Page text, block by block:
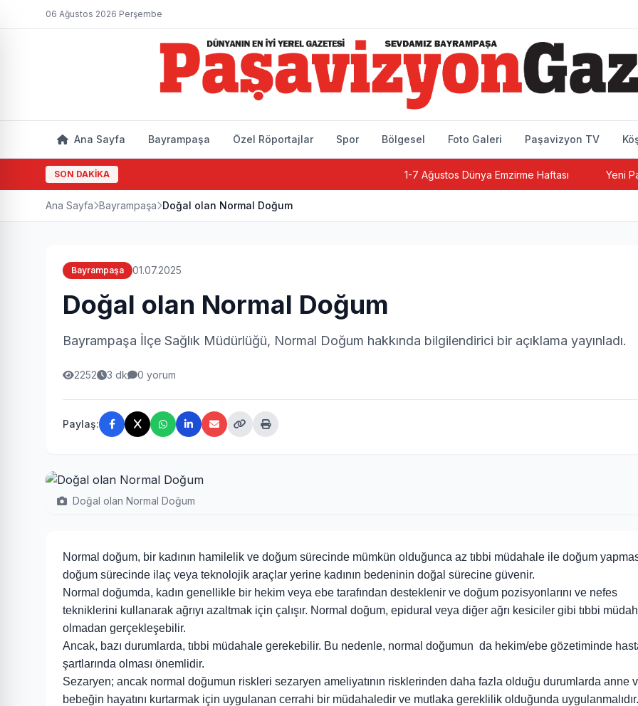
06 Ağustos 2026 Perşembe
Ana Sayfa Bayrampaşa Özel Röportajlar Spor Bölgesel Foto Galeri Paşavizyon TV
SON DAKİKA 1-7 Ağustos Dünya Emzirme Haftası Yeni Parti
Ana Sayfa Bayrampaşa Doğal olan Normal Doğum
Bayrampaşa 01.07.2025
Doğal olan Normal Doğum
Bayrampaşa İlçe Sağlık Müdürlüğü, Normal Doğum hakkında bilgilendirici bir açıklama yayınladı.
2252 3 dk 0 yorum
Paylaş:
Doğal olan Normal Doğum
Normal doğum, bir kadının hamilelik ve doğum sürecinde mümkün olduğunca az tıbbi müdahale ile doğum
doğum sürecinde ilaç veya teknolojik araçlar yerine kadının bedeninin doğal sürecine güvenir.
Normal doğumda, kadın genellikle bir hekim veya ebe tarafından desteklenir ve doğum pozisyonlarını ve nefes
tekniklerini kullanarak ağrıyı azaltmak için çalışır. Normal doğum, epidural veya diğer ağrı kesiciler gibi tıbbi
olmadan gerçekleşebilir.
Ancak, bazı durumlarda, tıbbi müdahale gerekebilir. Bu nedenle, normal doğumun da hekim/ebe gözetiminde
şartlarında olması önemlidir.
Sezaryen; ancak normal doğumun riskleri sezaryen ameliyatının risklerinden daha fazla olduğu durumlarda anne
bebeğin hayatını kurtarmak için uygulanan cerrahi bir müdahaledir ve mutlaka gereklilik olduğunda uygulanmalıdır.